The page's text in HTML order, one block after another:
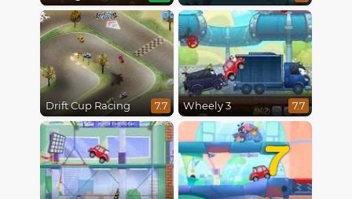
Drift Cup Racing 7.7 Wheely 3 7.7
7